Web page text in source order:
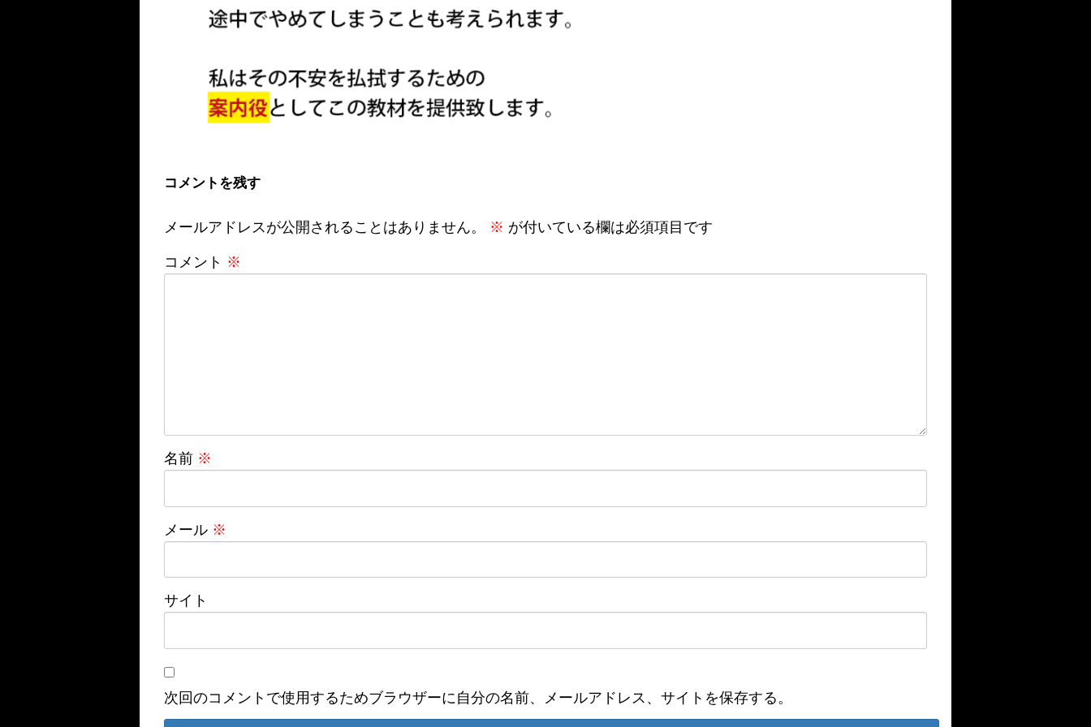
コメントを残す
メールアドレスが公開されることはありません。 ※ が付いている欄は必須項目です
コメント ※
名前 ※
メール ※
サイト
次回のコメントで使用するためブラウザーに自分の名前、メールアドレス、サイトを保存する。